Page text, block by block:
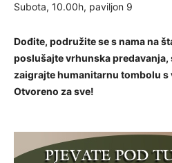
Subota, 10.00h, paviljon 9
Dođite, podružite se s nama na
poslušajte vrhunska predavanja,
zaigrajte humanitarnu tombolu s
Otvoreno za sve!